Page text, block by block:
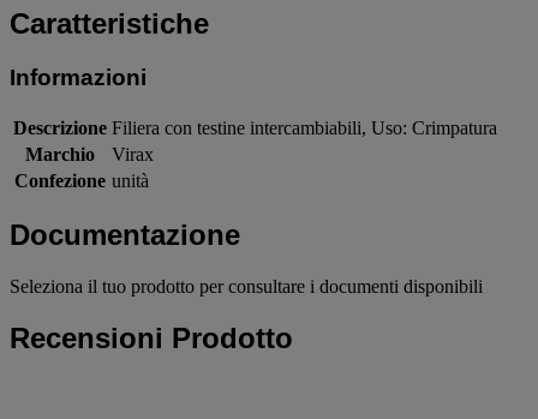
Caratteristiche
Informazioni
Descrizione Filiera con testine intercambiabili, Uso: Crimpatura
Marchio
Virax
Confezione unità
Documentazione
Seleziona il tuo prodotto per consultare i documenti disponibili
Recensioni Prodotto